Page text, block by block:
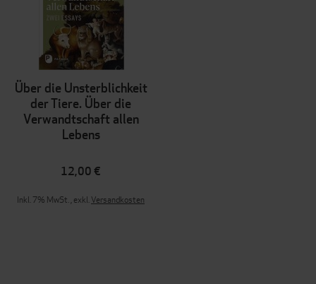
Über die Unsterblichkeit
der Tiere. Über die
Verwandtschaft allen
Lebens
12,00 €
Inkl. 7% MwSt.,exkl.Versandkosten